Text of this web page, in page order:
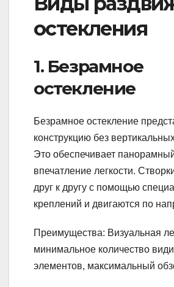
остекления
1. Безрамное
остекление
Безрамное остекление
конструкцию без
Это обеспечивает
впечатление легкости.
друг к другу с помощью
креплений и двигаются по
Преимущества: Визуальная
минимальное количество
элементов, максимальный